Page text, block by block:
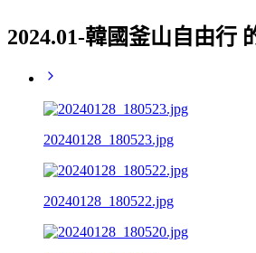
2024.01-韓國釜山自由行
20240128_180523.jpg
20240128_180522.jpg